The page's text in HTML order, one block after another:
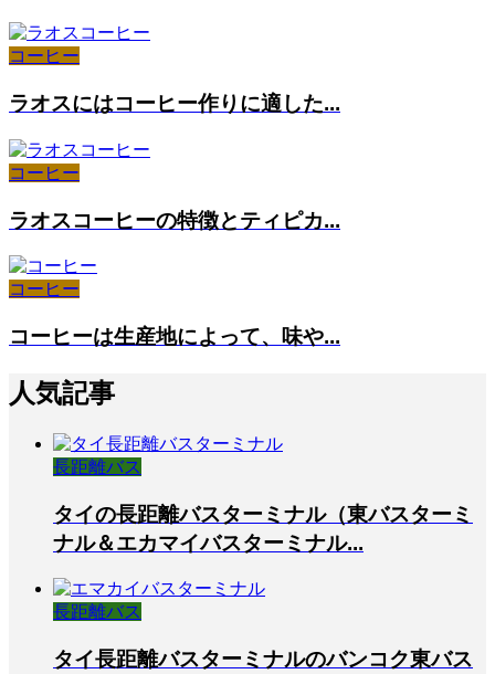
コーヒー
ラオスにはコーヒー作りに適した...
コーヒー
ラオスコーヒーの特徴とティピカ...
コーヒー
コーヒーは生産地によって、味や...
人気記事
長距離バス
タイの長距離バスターミナル（東バスターミ
ナル＆エカマイバスターミナル...
長距離バス
タイ長距離バスターミナルのバンコク東バス